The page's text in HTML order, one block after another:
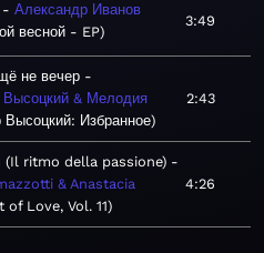
Александр Иванов
весной - EP
3:49
не вечер
& Мелодия
Избранное
2:43
(Il ritmo della passione)
& Anastacia
of Love, Vol. 11
4:26